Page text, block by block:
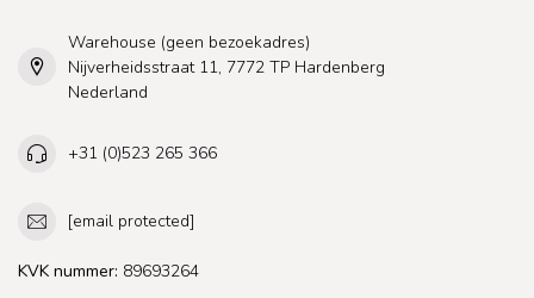
Warehouse (geen bezoekadres)
Nijverheidsstraat 11, 7772 TP Hardenberg
Nederland
+31 (0)523 265 366
[email protected]
KVK nummer: 89693264